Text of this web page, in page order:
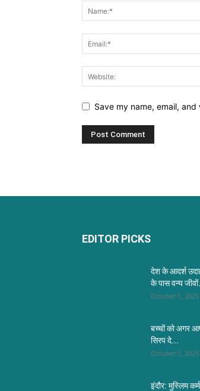
Save my name, email,
EDITOR PICKS
देश के आदर्श
के पास वन्य
October 1, 2025
बच्चों को अगर
सिरप दे...
October 1, 2025
इंदौर: मुस्लिम